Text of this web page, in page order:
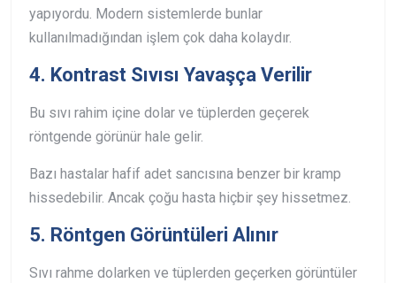
yapıyordu. Modern sistemlerde bunlar
kullanılmadığından işlem çok daha kolaydır.
4. Kontrast Sıvısı Yavaşça Verilir
Bu sıvı rahim içine dolar ve tüplerden geçerek
röntgende görünür hale gelir.
Bazı hastalar hafif adet sancısına benzer bir kramp
hissedebilir. Ancak çoğu hasta hiçbir şey hissetmez.
5. Röntgen Görüntüleri Alınır
Sıvı rahme dolarken ve tüplerden geçerken görüntüler